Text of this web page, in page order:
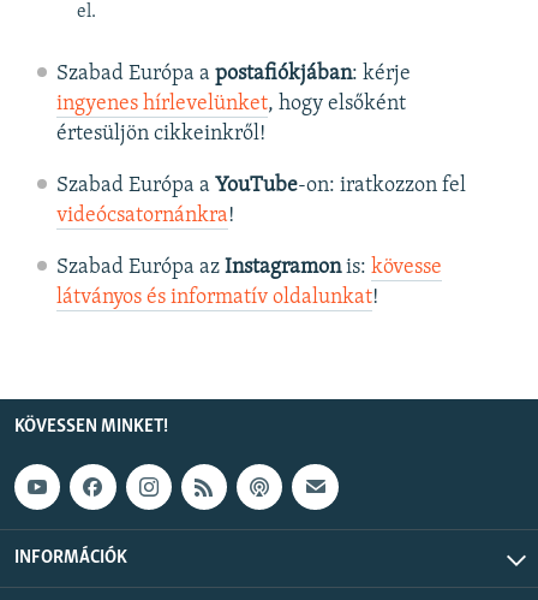
el.
Szabad Európa a postafiókjában: kérje
ingyenes hírlevelünket, hogy elsőként
értesüljön cikkeinkről!
Szabad Európa a YouTube-on: iratkozzon fel
videócsatornánkra!
Szabad Európa az Instagramonis: kövesse
látványos és informatív oldalunkat! ​
KÖVESSEN MINKET!
INFORMÁCIÓK